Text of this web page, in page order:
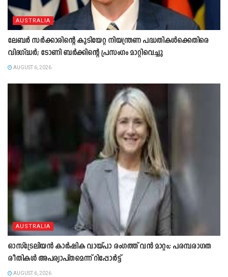
AUSTRALIA
ലേബർ സർക്കാരിന്റെ കുടിയേറ്റ നിയന്ത്രണ പദ്ധതികൾക്കെതിരെ
വിദഗ്ദ്ധർ; ടോണി ബർക്കിന്റെ പ്രസംഗം മാറ്റിവെച്ചു
AUGUST 6, 2026
AUSTRALIA
ഓസ്‌ട്രേലിയൻ കാർഷിക വായ്പാ രംഗത്ത് വൻ മാറ്റം; പരമ്പരാഗത
രീതികൾ അപര്യാപ്തമെന്ന് റിപ്പോർട്ട്
AUGUST 6, 2026